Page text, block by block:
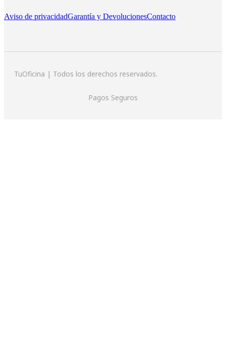
Aviso de privacidadGarantía y DevolucionesContacto
TuOficina | Todos los derechos reservados.
Pagos Seguros